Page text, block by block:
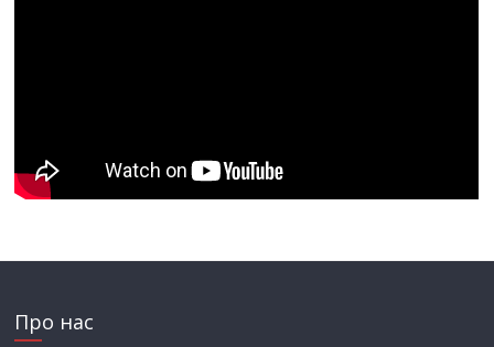
Про нас